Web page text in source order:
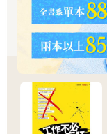
行了總結，與你分享
人、社會協作五個
「底層邏輯」來源
「底層邏輯」並不局
界後，依然能心態平
數」不斷創造新的方
一個人心中，應該有